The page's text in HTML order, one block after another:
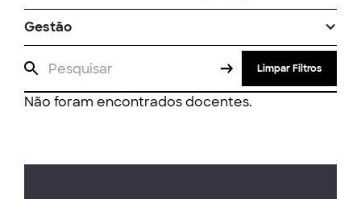
Gestão
Limpar Filtros
Não foram encontrados docentes.